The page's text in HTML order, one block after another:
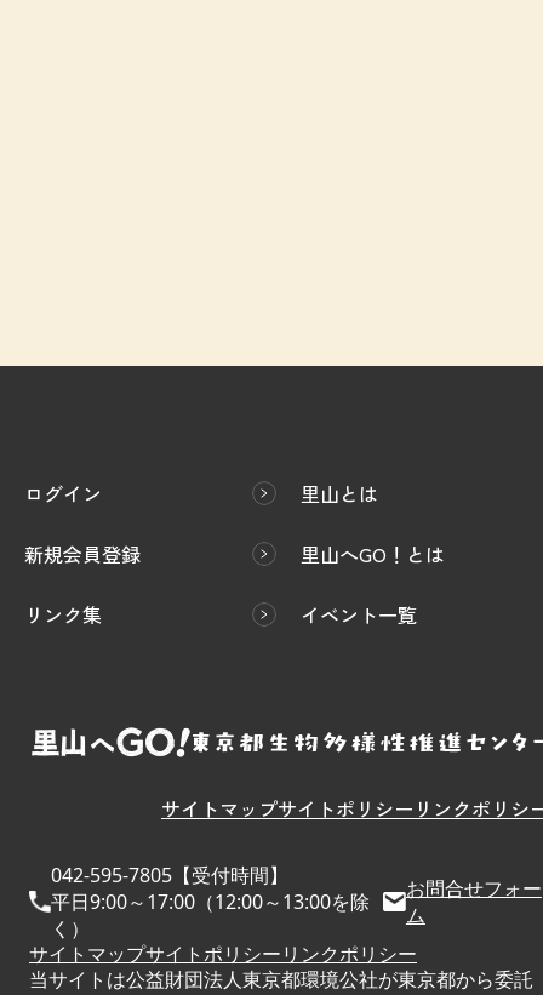
ログイン
新規会員登録
リンク集
里山とは
里山へGO！とは
イベント一覧
サイトマップサイトポリシー リンクポリシ
042-595-7805【受付時間】
平日9:00～17:00（12:00～13:00を除
く）
お問合せフォー
ム
サイトマップサイトポリシーリンクポリシー
当サイトは公益財団法人東京都環境公社が東京都から委託